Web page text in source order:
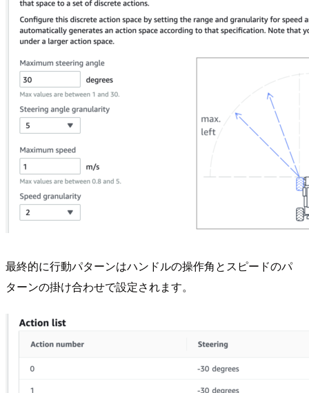
最終的に行動パターンはハンドルの操作角とスピードのパ
ターンの掛け合わせで設定されます。